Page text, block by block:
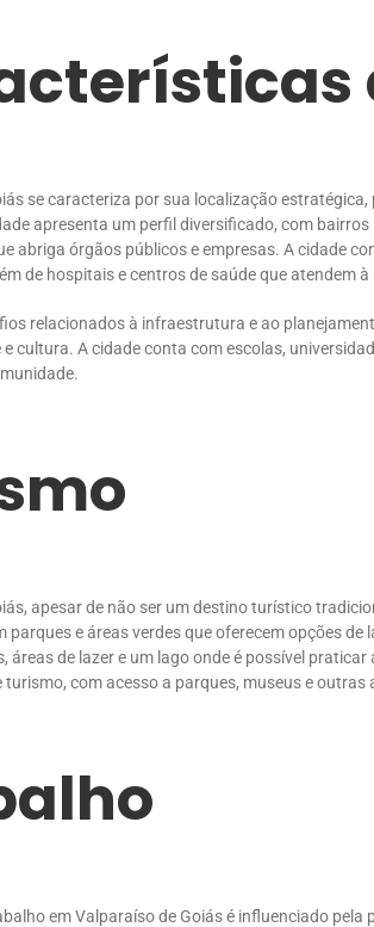
se caracteriza por sua localização
apresenta um perfil diversificado, com
abriga órgãos públicos e empresas. A cidade
de hospitais e centros de saúde que atendem
relacionados à infraestrutura e ao
cultura. A cidade conta com escolas,
apesar de não ser um destino turístico
parques e áreas verdes que oferecem opções
áreas de lazer e um lago onde é possível
turismo, com acesso a parques, museus e
em Valparaíso de Goiás é influenciado